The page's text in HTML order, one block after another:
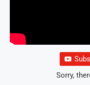
Sorry,